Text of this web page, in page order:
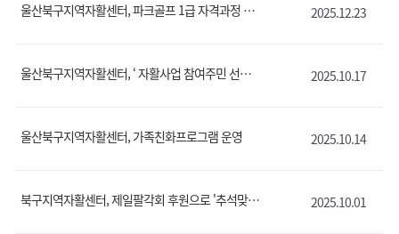
울산북구지역자활센터, 파크골프 1급 자격과정 수료식 2025.12.23
울산북구지역자활센터, ‘ 자활사업 참여주민 선진지견학 ’ 2025.10.17
울산북구지역자활센터, 가족친화프로그램 운영 2025.10.14
북구지역자활센터, 제일팔각회 후원으로 '추석맞이 따뜻한 나눔 전달' 2025.10.01